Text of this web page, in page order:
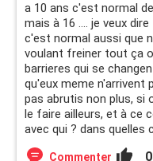
a 10 ans c'est normal
mais à 16 .... je veux
c'est normal aussi que
voulant freiner tout ça
barrieres qui se
qu'eux meme n'arrivent
pas abrutis non plus, si
le faire ailleurs, et à ce
avec qui ? dans quelles
Commenter 0